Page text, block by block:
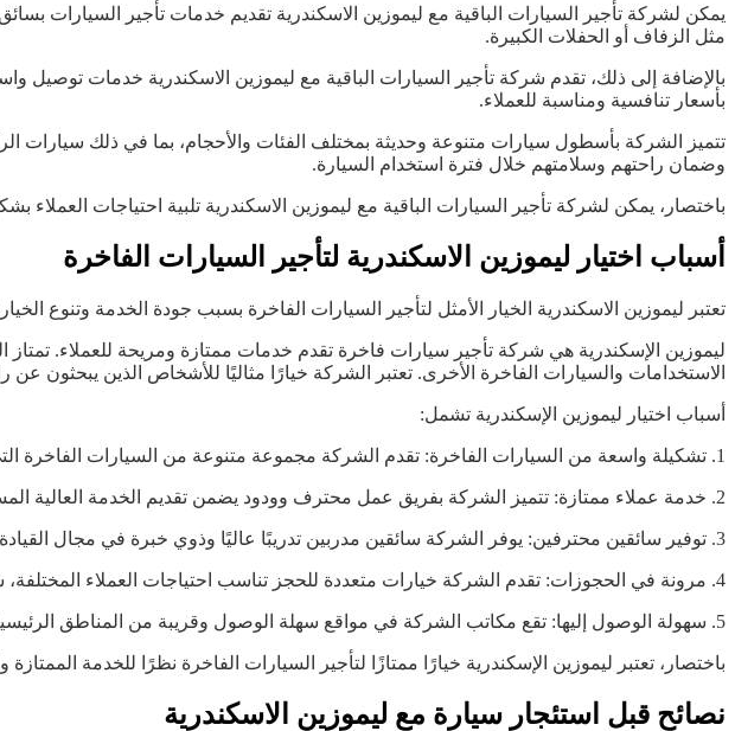
يمكن لشركة تأجير السيارات الباقية مع ليموزين الاسكندرية تقديم خدمات تأجير السيارات
مثل الزفاف أو الحفلات الكبيرة.
بالإضافة إلى ذلك، تقدم شركة تأجير السيارات الباقية مع ليموزين الاسكندرية خدمات توصيل
بأسعار تنافسية ومناسبة للعملاء.
وضمان راحتهم وسلامتهم خلال فترة استخدام السيارة.
باختصار، يمكن لشركة تأجير السيارات الباقية مع ليموزين الاسكندرية تلبية احتياجات
أسباب اختيار ليموزين الاسكندرية لتأجير السيارات الفاخرة
تعتبر ليموزين الاسكندرية الخيار الأمثل لتأجير السيارات الفاخرة بسبب جودة الخدمة وتنوع
ليموزين الإسكندرية هي شركة تأجير سيارات فاخرة تقدم خدمات ممتازة ومريحة للعملاء.
الاستخدامات والسيارات الفاخرة الأخرى. تعتبر الشركة خيارًا مثاليًا للأشخاص الذين يبحثون عن
أسباب اختيار ليموزين الإسكندرية تشمل:
1. تشكيلة واسعة من السيارات الفاخرة: تقدم الشركة مجموعة متنوعة من السيارات الفاخرة التي تلبي احتياجات العملاء المختلفة.
2. خدمة عملاء ممتازة: تتميز الشركة بفريق عمل محترف وودود يضمن تقديم الخدمة العالية المستوى لكل عميل.
3. توفير سائقين محترفين: يوفر الشركة سائقين مدربين تدريبًا عاليًا وذوي خبرة في مجال القيادة والضيافة.
4. مرونة في الحجوزات: تقدم الشركة خيارات متعددة للحجز تناسب احتياجات العملاء المختلفة، سواء كانت لمدة قصيرة أو طويلة.
5. سهولة الوصول إليها: تقع مكاتب الشركة في مواقع سهلة الوصول وقريبة من المناطق الرئيسية في الإسكندرية.
باختصار، تعتبر ليموزين الإسكندرية خيارًا ممتازًا لتأجير السيارات الفاخرة نظرًا للخدمة الممتازة
نصائح قبل استئجار سيارة مع ليموزين الاسكندرية